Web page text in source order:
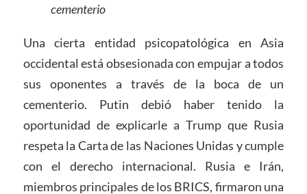
cementerio
Una cierta entidad psicopatológica en Asia
occidental está obsesionada con empujar a todos
sus oponentes a través de la boca de un
cementerio. Putin debió haber tenido la
oportunidad de explicarle a Trump que Rusia
respeta la Carta de las Naciones Unidas y cumple
con el derecho internacional. Rusia e Irán,
miembros principales de los BRICS, firmaron una